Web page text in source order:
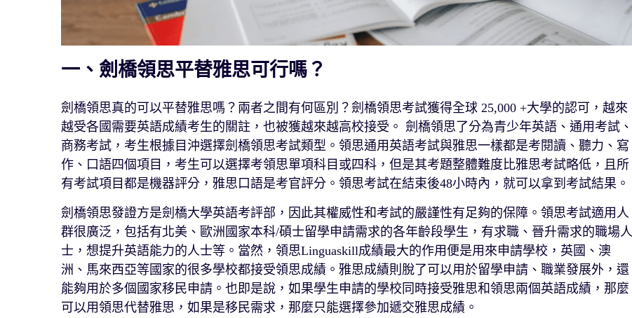
一、劍橋領思平替雅思可行嗎？
劍橋領思真的可以平替雅思嗎？兩者之間有何區別？劍橋領思考試獲得全球 25,000 +大學的認可，越來
越受各國需要英語成績考生的關註，也被獲越來越高校接受。 劍橋領思了分為青少年英語、通用考試、
商務考試，考生根據目沖選擇劍橋領思考試類型。領思通用英語考試與雅思一樣都是考閱讀、聽力、寫
作、口語四個項目，考生可以選擇考領思單項科目或四科，但是其考題整體難度比雅思考試略低，且所
有考試項目都是機器評分，雅思口語是考官評分。領思考試在結束後48小時內，就可以拿到考試結果。
劍橋領思發證方是劍橋大學英語考評部，因此其權威性和考試的嚴謹性有足夠的保障。領思考試適用人
群很廣泛，包括有北美、歐洲國家本科/碩士留學申請需求的各年齡段學生，有求職、晉升需求的職場人
士，想提升英語能力的人士等。當然，領思Linguaskill成績最大的作用便是用來申請學校，英國、澳
洲、馬來西亞等國家的很多學校都接受領思成績。雅思成績則脫了可以用於留學申請、職業發展外，還
能夠用於多個國家移民申請。也即是說，如果學生申請的學校同時接受雅思和領思兩個英語成績，那麼
可以用領思代替雅思，如果是移民需求，那麼只能選擇參加遞交雅思成績。